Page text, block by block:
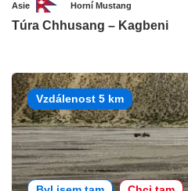
Asie Horní Mustang
Túra Chhusang – Kagbeni
Vzdálenost 5 km